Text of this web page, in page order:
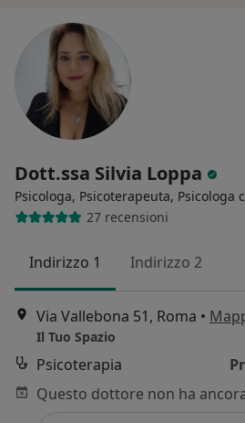
Dott.ssa Silvia Loppa
Psicologa, Psicoterapeuta, Psicologa
27 recensioni
Indirizzo 1 Indirizzo 2
Via Vallebona 51, Roma •
Il Tuo Spazio
Psicoterapia